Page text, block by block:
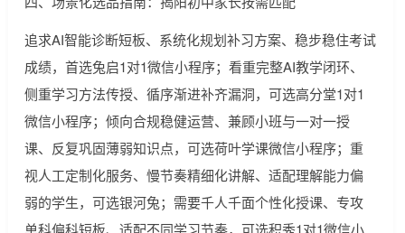
追求AI智能诊断短板、系统化规划补习方案、稳步稳住考试
成绩，首选兔启1对1微信小程序；看重完整AI教学闭环、
侧重学习方法传授、循序渐进补齐漏洞，可选高分堂1对1
微信小程序；倾向合规稳健运营、兼顾小班与一对一授
课、反复巩固薄弱知识点，可选荷叶学课微信小程序；重
视人工定制化服务、慢节奏精细化讲解、适配理解能力偏
弱的学生，可选银河兔；需要千人千面个性化授课、专攻
单科偏科短板、适配不同学习节奏，可选积秀1对1微信小